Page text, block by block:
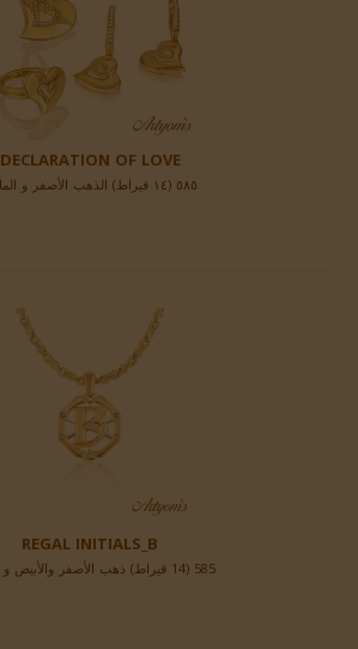
DECLARATION OF LOVE
٥٨٥ (١٤ قيراط) الذهب الأصفر و الماس
REGAL INITIALS_B
585 (14 قيراط) ذهب الأصفر والأبيض و الماس